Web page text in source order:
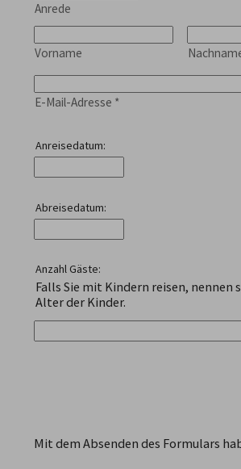
Anrede
Vorname
E-Mail-Adresse *
Anreisedatum:
Abreisedatum:
Anzahl Gäste:
Falls Sie mit Kindern reisen, nennen
Alter der Kinder.
Mit dem Absenden des Formulars